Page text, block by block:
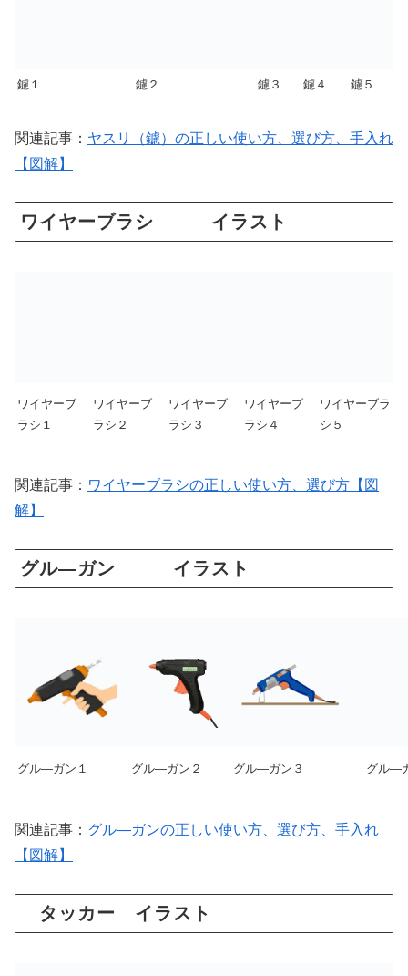
鑢１ 鑢２ 鑢３ 鑢４ 鑢５
関連記事： ヤスリ（鑢）の正しい使い方、選び方、手入れ
【図解】
ワイヤーブラシ イラスト
ワイヤーブ
ラシ１
ワイヤーブ
ラシ２
ワイヤーブ
ラシ３
ワイヤーブ
ラシ４
ワイヤーブラ
シ５
関連記事： ワイヤーブラシの正しい使い方、選び方【図
解】
グル―ガン イラスト
グル―ガン１ グル―ガン２ グル―ガン３ グル―
関連記事： グル―ガンの正しい使い方、選び方、手入れ
【図解】
タッカー イラスト